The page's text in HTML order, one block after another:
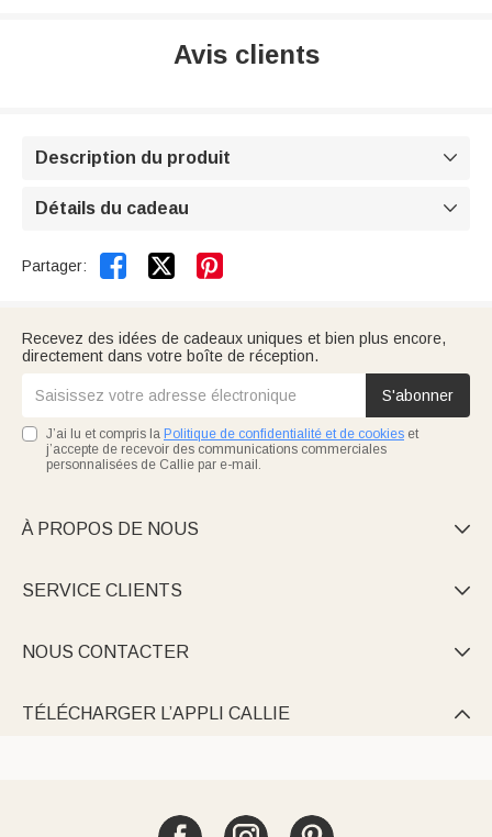
Avis clients
Description du produit 
Détails du cadeau 
Partager:  
Recevez des idées de cadeaux uniques et bien plus encore,
directement dans votre boîte de réception.
S'abonner
J’ai lu et compris la Politique de confidentialité et de cookies et
j’accepte de recevoir des communications commerciales
personnalisées de Callie par e-mail.
À PROPOS DE NOUS 
SERVICE CLIENTS 
NOUS CONTACTER 
TÉLÉCHARGER L’APPLI CALLIE 